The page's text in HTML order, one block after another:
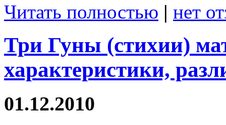
Читать полностью | нет
Три Гуны (стихии)
характеристики,
01.12.2010